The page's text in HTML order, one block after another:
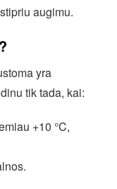
augimu.
yra
tik tada, kai:
+10 °C,